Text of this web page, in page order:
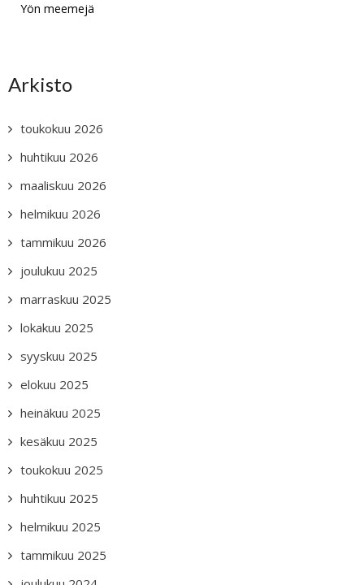
Yön meemejä
Arkisto
toukokuu 2026
huhtikuu 2026
maaliskuu 2026
helmikuu 2026
tammikuu 2026
joulukuu 2025
marraskuu 2025
lokakuu 2025
syyskuu 2025
elokuu 2025
heinäkuu 2025
kesäkuu 2025
toukokuu 2025
huhtikuu 2025
helmikuu 2025
tammikuu 2025